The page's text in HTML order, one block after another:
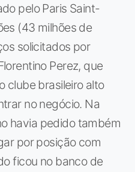
pelo Paris Saint-
(43 milhões de
solicitados por
Perez, que
clube brasileiro alto
no negócio. Na
havia pedido também
por posição com
ficou no banco de